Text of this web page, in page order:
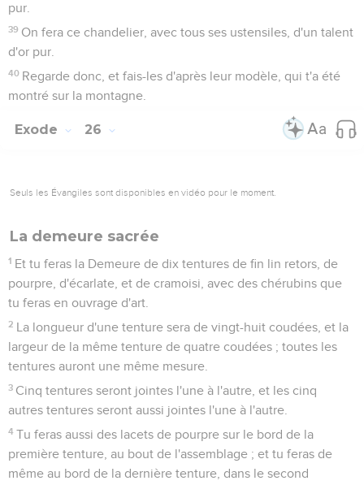
pur.
39 On fera ce chandelier, avec tous ses ustensiles, d'un talent
d'or pur.
40 Regarde donc, et fais-les d'après leur modèle, qui t'a été
montré sur la montagne.
Exode 26
Seuls les Évangiles sont disponibles en vidéo pour le moment.
La demeure sacrée
1 Et tu feras la Demeure de dix tentures de fin lin retors, de
pourpre, d'écarlate, et de cramoisi, avec des chérubins que
tu feras en ouvrage d'art.
2 La longueur d'une tenture sera de vingt-huit coudées, et la
largeur de la même tenture de quatre coudées ; toutes les
tentures auront une même mesure.
3 Cinq tentures seront jointes l'une à l'autre, et les cinq
autres tentures seront aussi jointes l'une à l'autre.
4 Tu feras aussi des lacets de pourpre sur le bord de la
première tenture, au bout de l'assemblage ; et tu feras de
même au bord de la dernière tenture, dans le second